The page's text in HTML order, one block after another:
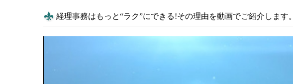
経理事務はもっと“ラク”にできる!その理由を動画でご紹介します。